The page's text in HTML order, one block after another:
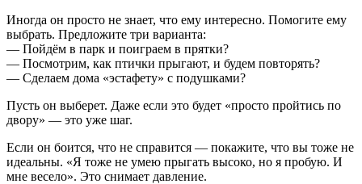
Иногда он просто не знает, что ему интересно. Помогите ему
выбрать. Предложите три варианта:
— Пойдём в парк и поиграем в прятки?
— Посмотрим, как птички прыгают, и будем повторять?
— Сделаем дома «эстафету» с подушками?
Пусть он выберет. Даже если это будет «просто пройтись по
двору» — это уже шаг.
Если он боится, что не справится — покажите, что вы тоже не
идеальны. «Я тоже не умею прыгать высоко, но я пробую. И
мне весело». Это снимает давление.